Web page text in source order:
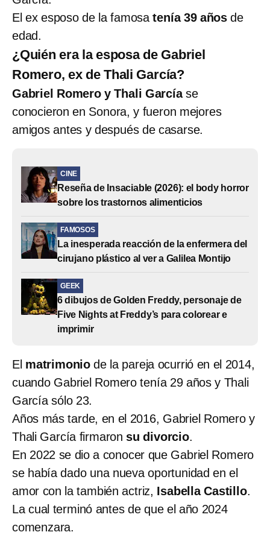
El ex esposo de la famosatenía 39 años de
edad.
¿Quién era la esposa de Gabriel
Romero, ex de Thali García?
Gabriel Romero y Thali Garcíase
conocieron en Sonora, y fueron mejores
amigos antes y después de casarse.
CINE
Reseña de Insaciable (2026): el body horror
sobre los trastornos alimenticios
FAMOSOS
La inesperada reacción de la enfermera del
cirujano plástico al ver a Galilea Montijo
GEEK
6 dibujos de Golden Freddy, personaje de
Five Nights at Freddy’s para colorear e
imprimir
El matrimonio de la pareja ocurrió en el 2014,
cuando Gabriel Romero tenía 29 años y Thali
García sólo 23.
Años más tarde, en el 2016, Gabriel Romero y
Thali García firmaron su divorcio.
En 2022 se dio a conocer que Gabriel Romero
se había dado una nueva oportunidad en el
amor con la también actriz, Isabella Castillo.
La cual terminó antes de que el año 2024
comenzara.